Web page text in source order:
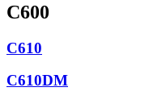
C600
C610
C610DM